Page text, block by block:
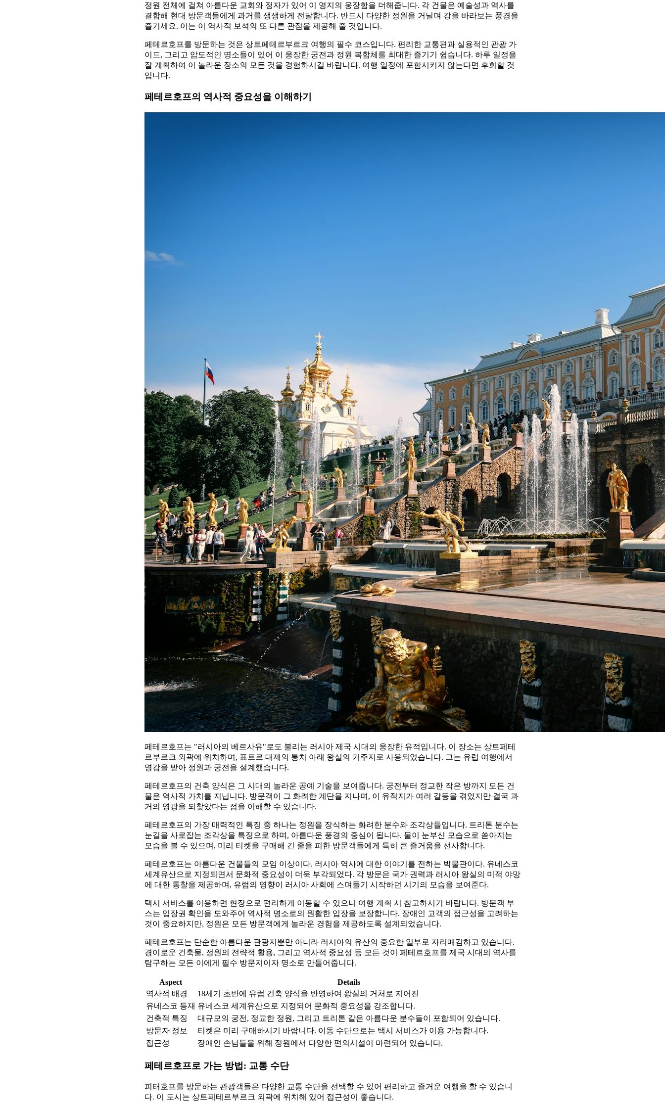
정원 전체에 걸쳐 아름다운 교회와 정자가 있어 이 영지의 웅장함을 더해줍니다. 각 건물은 예술성과 역사를
결합해 현대 방문객들에게 과거를 생생하게 전달합니다. 반드시 다양한 정원을 거닐며 강을 바라보는 풍경을
즐기세요. 이는 이 역사적 보석의 또 다른 관점을 제공해 줄 것입니다.
페테르호프를 방문하는 것은 상트페테르부르크 여행의 필수 코스입니다. 편리한 교통편과 실용적인 관광 가
이드, 그리고 압도적인 명소들이 있어 이 웅장한 궁전과 정원 복합체를 최대한 즐기기 쉽습니다. 하루 일정을
잘 계획하여 이 놀라운 장소의 모든 것을 경험하시길 바랍니다. 여행 일정에 포함시키지 않는다면 후회할 것
입니다.
페테르호프의 역사적 중요성을 이해하기
페테르호프는 "러시아의 베르사유"로도 불리는 러시아 제국 시대의 웅장한 유적입니다. 이 장소는 상트페테
르부르크 외곽에 위치하며, 표트르 대제의 통치 아래 왕실의 거주지로 사용되었습니다. 그는 유럽 여행에서
영감을 받아 정원과 궁전을 설계했습니다.
페테르호프의 건축 양식은 그 시대의 놀라운 공예 기술을 보여줍니다. 궁전부터 정교한 작은 방까지 모든 건
물은 역사적 가치를 지닙니다. 방문객이 그 화려한 계단을 지나며, 이 유적지가 여러 갈등을 겪었지만 결국 과
거의 영광을 되찾았다는 점을 이해할 수 있습니다.
페테르호프의 가장 매력적인 특징 중 하나는 정원을 장식하는 화려한 분수와 조각상들입니다. 트리톤 분수는
눈길을 사로잡는 조각상을 특징으로 하며, 아름다운 풍경의 중심이 됩니다. 물이 눈부신 모습으로 쏟아지는
모습을 볼 수 있으며, 미리 티켓을 구매해 긴 줄을 피한 방문객들에게 특히 큰 즐거움을 선사합니다.
페테르호프는 아름다운 건물들의 모임 이상이다. 러시아 역사에 대한 이야기를 전하는 박물관이다. 유네스코
세계유산으로 지정되면서 문화적 중요성이 더욱 부각되었다. 각 방문은 국가 권력과 러시아 왕실의 미적 야망
에 대한 통찰을 제공하며, 유럽의 영향이 러시아 사회에 스며들기 시작하던 시기의 모습을 보여준다.
택시 서비스를 이용하면 현장으로 편리하게 이동할 수 있으니 여행 계획 시 참고하시기 바랍니다. 방문객 부
스는 입장권 확인을 도와주어 역사적 명소로의 원활한 입장을 보장합니다. 장애인 고객의 접근성을 고려하는
것이 중요하지만, 정원은 모든 방문객에게 놀라운 경험을 제공하도록 설계되었습니다.
페테르호프는 단순한 아름다운 관광지뿐만 아니라 러시아의 유산의 중요한 일부로 자리매김하고 있습니다.
경이로운 건축물, 정원의 전략적 활용, 그리고 역사적 중요성 등 모든 것이 페테르호프를 제국 시대의 역사를
탐구하는 모든 이에게 필수 방문지이자 명소로 만들어줍니다.
Aspect
Details
역사적 배경
18세기 초반에 유럽 건축 양식을 반영하여 왕실의 거처로 지어진
유네스코 등재 유네스코 세계유산으로 지정되어 문화적 중요성을 강조합니다.
건축적 특징
대규모의 궁전, 정교한 정원, 그리고 트리톤 같은 아름다운 분수들이 포함되어 있습니다.
방문자 정보
티켓은 미리 구매하시기 바랍니다. 이동 수단으로는 택시 서비스가 이용 가능합니다.
접근성
장애인 손님들을 위해 정원에서 다양한 편의시설이 마련되어 있습니다.
페테르호프로 가는 방법: 교통 수단
피터호프를 방문하는 관광객들은 다양한 교통 수단을 선택할 수 있어 편리하고 즐거운 여행을 할 수 있습니
다. 이 도시는 상트페테르부르크 외곽에 위치해 있어 접근성이 좋습니다.